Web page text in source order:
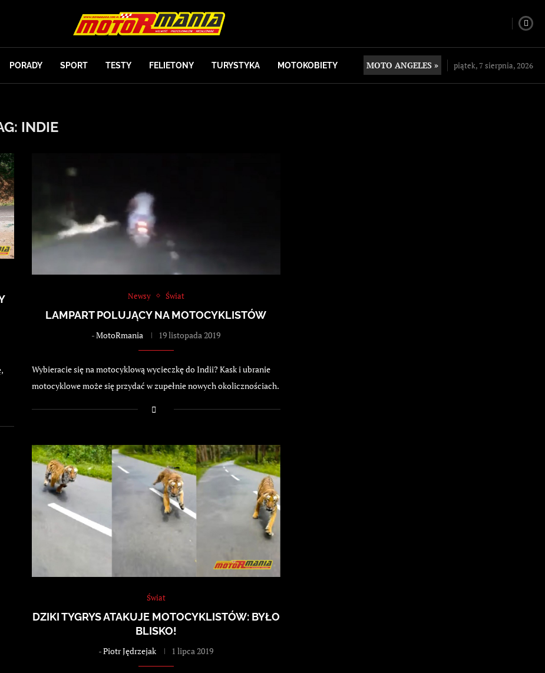
PORADY SPORT TESTY FELIETONY TURYSTYKA MOTOKOBIETY MOTO ANGELES » piątek, 7 sierpnia, 2026
INDIE
Newsy Świat
LAMPART POLUJĄCY NA MOTOCYKLISTÓW
-MotoRmania 19 listopada 2019
Wybieracie się na motocyklową wycieczkę do Indii? Kask i ubranie
motocyklowe może się przydać w zupełnie nowych okolicznościach.
Świat
DZIKI TYGRYS ATAKUJE MOTOCYKLISTÓW: BYŁO
BLISKO!
-Piotr Jędrzejak 1 lipca 2019